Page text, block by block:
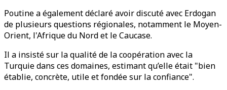
Poutine a également déclaré avoir discuté avec Erdogan
de plusieurs questions régionales, notamment le Moyen-
Orient, l'Afrique du Nord et le Caucase.
Il a insisté sur la qualité de la coopération avec la
Turquie dans ces domaines, estimant qu’elle était "bien
établie, concrète, utile et fondée sur la confiance".